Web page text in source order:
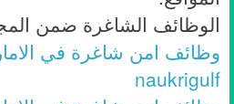
الوظائف الشاغرة ضمن
وظائف امن شاغرة في
naukrigulf